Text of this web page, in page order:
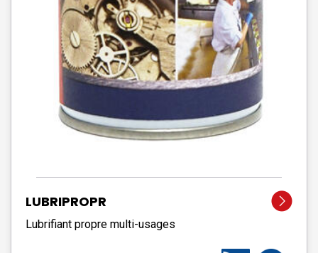
LUBRIPROPR
Lubrifiant propre multi-usages